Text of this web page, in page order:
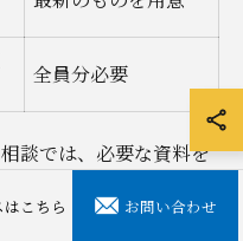
全員分必要
談では、必要な資料を
要です。主な持参書類
籍謄本、遺産分割協議
こちら お問い合わせ